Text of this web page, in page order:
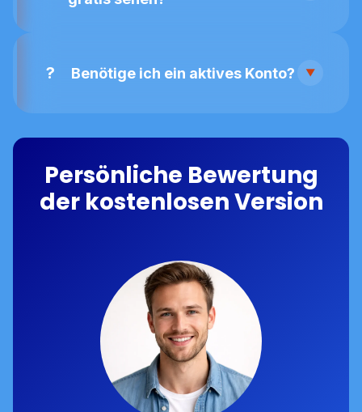
Benötige ich ein aktives Konto?
Persönliche Bewertung
der kostenlosen Version